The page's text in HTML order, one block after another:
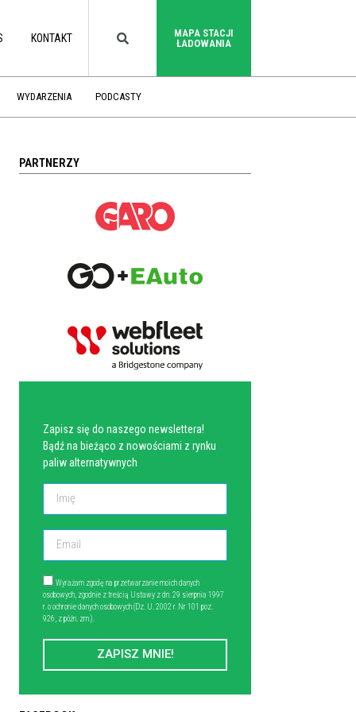
KONTAKT
MAPA STACJI
ŁADOWANIA
WYDARZENIA PODCASTY
PARTNERZY
Zapisz się do naszego newslettera!
Bądź na bieżąco z nowościami z rynku
paliw alternatywnych
Wyrażam zgodę na przetwarzanie moich danych
osobowych, zgodnie z treścią Ustawy z dn. 29 sierpnia 1997
r. o ochronie danych osobowych (Dz. U. 2002 r. Nr 101 poz.
926, z późn. zm.).
ZAPISZ MNIE!